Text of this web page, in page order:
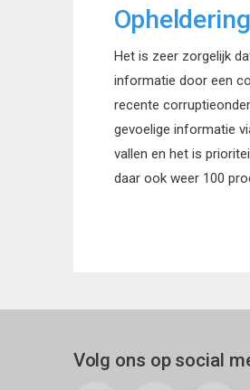
Het is zeer zorgelijk
informatie door een
recente
gevoelige informatie
vallen en het is
daar ook weer 100
Volg ons op social